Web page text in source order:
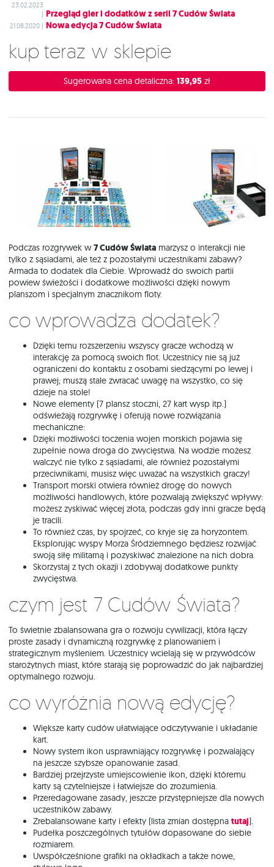
23.02.2023
| Przegląd gier i dodatków z serii 7 Cudów Świata
21.08.2020 | Nowa edycja 7 Cudów Świata
Kup teraz w sklepie
Sugerowana cena detaliczna: 139,95 zł
Podczas rozgrywek w7 Cudów Świata marzysz o interakcji nie
tylko z sąsiadami, ale też z pozostałymi uczestnikami zabawy?
Armada to dodatek dla Ciebie. Wprowadź do swoich partii
powiew świeżości i dodatkowe możliwości dzięki nowym
planszom i specjalnym znacznikom floty.
Co wprowadza dodatek?
Dzięki temu rozszerzeniu wszyscy gracze wchodzą w
interakcję za pomocą swoich flot. Uczestnicy nie są już
ograniczeni do kontaktu z osobami siedzącymi po lewej i
prawej; muszą stale zwracać uwagę na wszystko, co się
dzieje na stole!
Nowe elementy (7 plansz stoczni, 27 kart wysp itp.)
odświeżają rozgrywkę i oferują nowe rozwiązania
mechaniczne:
Dzięki możliwości toczenia wojen morskich pojawia się
zupełnie nowa droga do zwycięstwa. Na wodzie możesz
walczyć nie tylko z sąsiadami, ale również pozostałymi
przeciwnikami, musisz więc uważać na wszystkich graczy!
Transport morski otwiera również drogę do nowych
możliwości handlowych, które pozwalają zwiększyć wpływy:
możesz zyskiwać więcej złota, podczas gdy inni gracze będą
je tracili.
To również czas, by spojrzeć, co kryje się za horyzontem.
Eksplorując wyspy Morza Śródziemnego będziesz rozwijać
swoją siłę militarną i pozyskiwać znalezione na nich dobra.
Skorzystaj z tych okazji i zdobywaj dodatkowe punkty
zwycięstwa.
Czym jest 7 Cudów Świata?
To świetnie zbalansowana gra o rozwoju cywilizacji, która łączy
proste zasady i dynamiczną rozgrywkę z planowaniem i
strategicznym myśleniem. Uczestnicy wcielają się w przywódców
starożytnych miast, które starają się poprowadzić do jak najbardziej
optymalnego rozwoju.
Co wyróżnia nową edycję?
Większe karty cudów ułatwiające odczytywanie i układanie
kart.
Nowy system ikon usprawniający rozgrywkę i pozwalający
na jeszcze szybsze opanowanie zasad.
Bardziej przejrzyste umiejscowienie ikon, dzięki któremu
karty są czytelniejsze i łatwiejsze do zrozumienia.
Przeredagowane zasady, jeszcze przystępniejsze dla nowych
uczestników zabawy.
Zrebalansowane karty i efekty (lista zmian dostępna tutaj).
Pudełka poszczególnych tytułów dopasowane do siebie
rozmiarem.
Uwspółcześnione grafiki na okładkach a także nowe,